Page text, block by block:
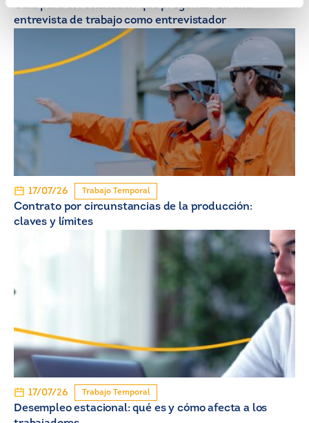
Guía para el reclutador: qué preguntar en una
entrevista de trabajo como entrevistador
17/07/26 Trabajo Temporal
Contrato por circunstancias de la producción:
claves y límites
17/07/26 Trabajo Temporal
Desempleo estacional: qué es y cómo afecta a los